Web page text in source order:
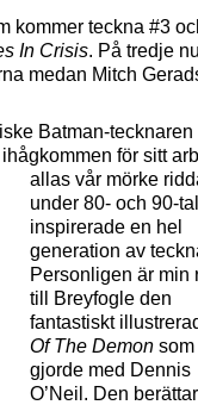
kommer teckna #3
In Crisis. På tredje
medan Mitch
Batman-tecknaren
för sitt
allas vår mörke
under 80- och 90-
inspirerade en hel
generation av
Personligen är min
till Breyfogle den
fantastiskt
Of The Demon
gjorde med Dennis
O’Neil. Den